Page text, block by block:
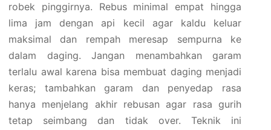
robek pinggirnya. Rebus minimal empat hingga
lima jam dengan api kecil agar kaldu keluar
maksimal dan rempah meresap sempurna ke
dalam daging. Jangan menambahkan garam
terlalu awal karena bisa membuat daging menjadi
keras; tambahkan garam dan penyedap rasa
hanya menjelang akhir rebusan agar rasa gurih
tetap seimbang dan tidak over. Teknik ini